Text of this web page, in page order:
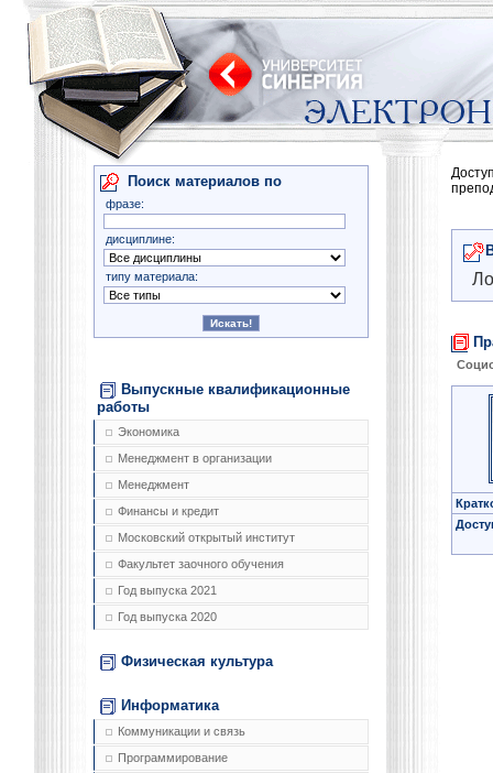
Поиск материалов по
фразе:
дисциплине:
типу материала:
Выпускные квалификационные
работы
Экономика
Менеджмент в организации
Менеджмент
Финансы и кредит
Московский открытый институт
Факультет заочного обучения
Год выпуска 2021
Год выпуска 2020
Физическая культура
Информатика
Коммуникации и связь
Программирование